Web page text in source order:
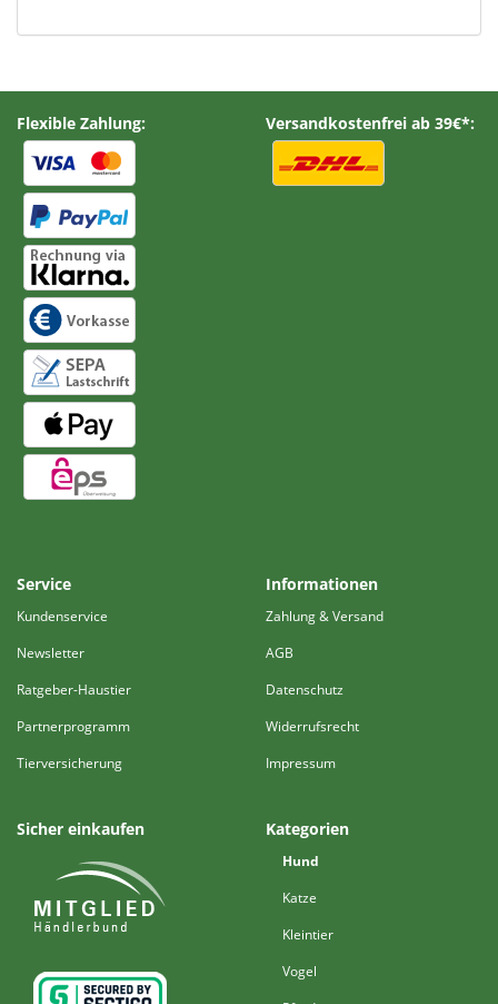
Flexible Zahlung: Versandkostenfrei ab 39€*:
Service
Kundenservice
Newsletter
Ratgeber-Haustier
Partnerprogramm
Tierversicherung
Informationen
Zahlung & Versand
AGB
Datenschutz
Widerrufsrecht
Impressum
Sicher einkaufen Kategorien
Hund
Katze
Kleintier
Vogel